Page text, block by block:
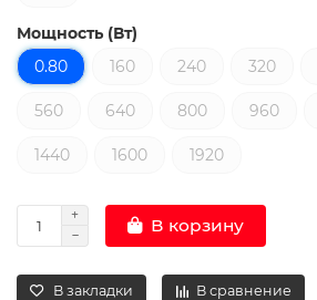
Мощность (Вт)
0.80
160 240 320
560 640 800 960
1440 1600 1920
В корзину
В закладки В сравнение